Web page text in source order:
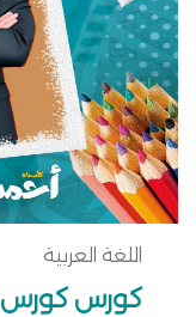
اللغة العربية
كورس كورس